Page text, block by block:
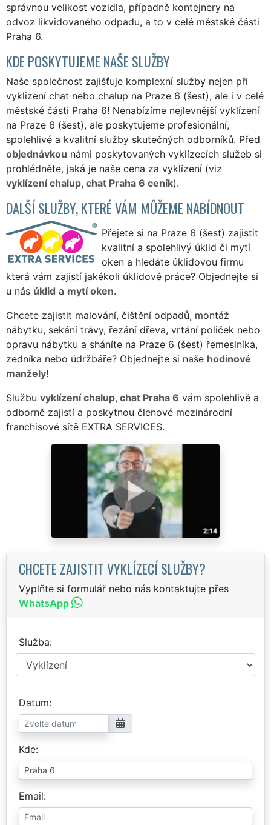
správnou velikost vozidla, případně kontejnery na
odvoz likvidovaného odpadu, a to v celé městské části
Praha 6.
KDE POSKYTUJEME NAŠE SLUŽBY
Naše společnost zajišťuje komplexní služby nejen při
vyklizení chat nebo chalup na Praze 6 (šest), ale i v celé
městské části Praha 6! Nenabízíme nejlevnější vyklízení
na Praze 6 (šest), ale poskytujeme profesionální,
spolehlivé a kvalitní služby skutečných odborníků. Před
objednávkou námi poskytovaných vyklízecích služeb si
prohlédněte, jaká je naše cena za vyklízení (viz
vyklízení chalup, chat Praha 6 ceník).
DALŠÍ SLUŽBY, KTERÉ VÁM MŮŽEME NABÍDNOUT
Přejete si na Praze 6 (šest) zajistit
kvalitní a spolehlivý úklid či mytí
oken a hledáte úklidovou firmu
která vám zajistí jakékoli úklidové práce? Objednejte si
u nás úklid a mytí oken.
Chcete zajistit malování, čištění odpadů, montáž
nábytku, sekání trávy, řezání dřeva, vrtání poliček nebo
opravu nábytku a sháníte na Praze 6 (šest) řemeslníka,
zedníka nebo údržbáře? Objednejte si naše hodinové
manžely!
Službu vyklízení chalup, chat Praha 6 vám spolehlivě a
odborně zajistí a poskytnou členové mezinárodní
franchisové sítě EXTRA SERVICES.
CHCETE ZAJISTIT VYKLÍZECÍ SLUŽBY?
Vyplňte si formulář nebo nás kontaktujte přes
WhatsApp
Služba
Datum
Kde
Email